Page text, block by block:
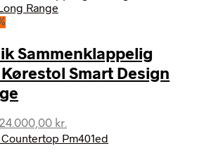
Sammenklappelig
Smart Design
Den
24.000,00 kr.
aktuelle